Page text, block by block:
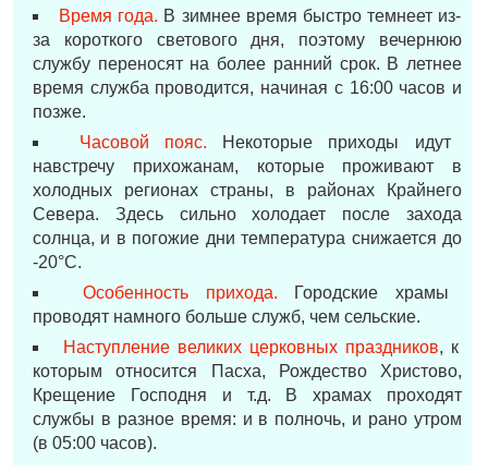
Время года. В зимнее время быстро темнеет из-
за короткого светового дня, поэтому вечернюю
службу переносят на более ранний срок. В летнее
время служба проводится, начиная с 16:00 часов и
позже.
Часовой пояс. Некоторые приходы идут
навстречу прихожанам, которые проживают в
холодных регионах страны, в районах Крайнего
Севера. Здесь сильно холодает после захода
солнца, и в погожие дни температура снижается до
-20°С.
Особенность прихода. Городские храмы
проводят намного больше служб, чем сельские.
Наступление великих церковных праздников, к
которым относится Пасха, Рождество Христово,
Крещение Господня и т.д. В храмах проходят
службы в разное время: и в полночь, и рано утром
(в 05:00 часов).